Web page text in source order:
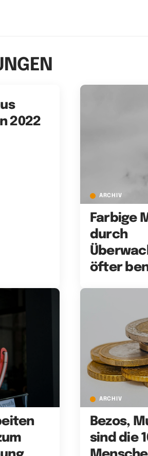
2022
ARCHIV
Farbige
durch
öfter
ARCHIV
Bezos,
sind die